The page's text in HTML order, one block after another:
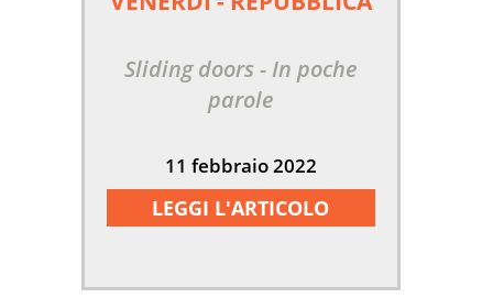
Sliding doors - In poche
parole
11 febbraio 2022
LEGGI L'ARTICOLO